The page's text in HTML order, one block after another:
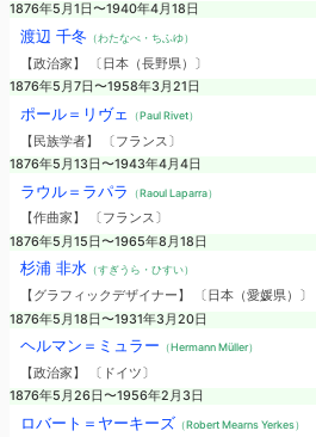
1876年5月1日〜1940年4月18日
渡辺 千冬 （わたなべ・ちふゆ）
【政治家】 〔日本（長野県）〕
1876年5月7日〜1958年3月21日
ポール＝リヴェ （Paul Rivet）
【民族学者】 〔フランス〕
1876年5月13日〜1943年4月4日
ラウル＝ラパラ （Raoul Laparra）
【作曲家】 〔フランス〕
1876年5月15日〜1965年8月18日
杉浦 非水（すぎうら・ひすい）
【グラフィックデザイナー】 〔日本（愛媛県）〕
1876年5月18日〜1931年3月20日
ヘルマン＝ミュラー （Hermann Müller）
【政治家】 〔ドイツ〕
1876年5月26日〜1956年2月3日
ロバート＝ヤーキーズ （Robert Mearns Yerkes）